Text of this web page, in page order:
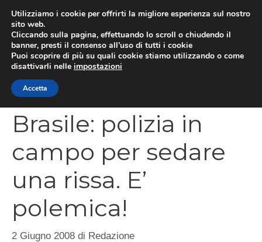
contenuto
Brasile: polizia in
campo per sedare
una rissa. E’
polemica!
2 Giugno 2008 di Redazione
Utilizziamo i cookie per offrirti la migliore esperienza sul nostro
sito web.
Cliccando sulla pagina, effettuando lo scroll o chiudendo il
banner, presti il consenso all’uso di tutti i cookie
Puoi scoprire di più su quali cookie stiamo utilizzando o come
disattivarli nelle impostazioni
Accetta